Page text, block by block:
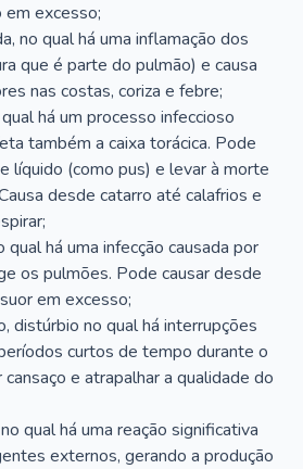
em excesso;
no qual há uma inflamação dos
que é parte do pulmão) e causa
nas costas, coriza e febre;
há um processo infeccioso
também a caixa torácica. Pode
líquido (como pus) e levar à morte
desde catarro até calafrios e
qual há uma infecção causada por
os pulmões. Pode causar desde
em excesso;
distúrbio no qual há interrupções
curtos de tempo durante o
e atrapalhar a qualidade do
qual há uma reação significativa
externos, gerando a produção